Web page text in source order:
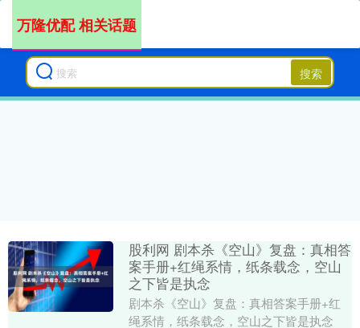
搜索
万隆优配 相关话题
股利网 剧本杀《空山》复盘：真相答
案手册+红绳系情，纸条载念，空山
之下皆是执念
剧本杀《空山》复盘：真相答案手册+红
绳系情，纸条载念，空山之下皆是执念